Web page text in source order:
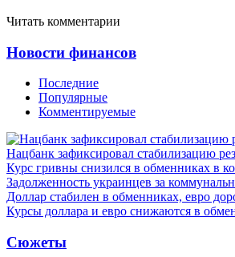
Читать комментарии
Новости финансов
Последние
Популярные
Комментируемые
Нацбанк зафиксировал стабилизацию
Курс гривны снизился в обменниках в
Задолженность украинцев за
Доллар стабилен в обменниках, евро
Курсы доллара и евро снижаются в
Сюжеты